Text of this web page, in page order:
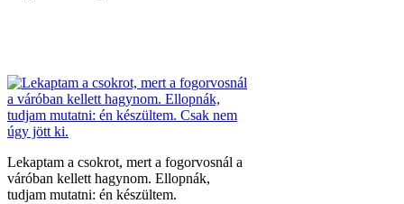
Lekaptam a csokrot, mert a fogorvosnál a
váróban kellett hagynom. Ellopnák,
tudjam mutatni: én készültem.